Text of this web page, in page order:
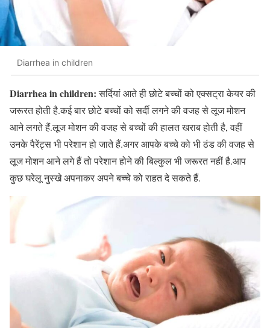
Diarrhea in children
Diarrhea in children:सर्दियां आते ही छोटे बच्चों को एक्सट्रा केयर की
जरूरत होती है.कई बार छोटे बच्चों को सर्दी लगने की वजह से लूज मोशन
आने लगते हैं.लूज मोशन की वजह से बच्चों की हालत खराब होती है, वहीं
उनके पैरेंट्स भी परेशान हो जाते हैं.अगर आपके बच्चे को भी ठंड की वजह से
लूज मोशन आने लगे हैं तो परेशान होने की बिल्कुल भी जरूरत नहीं है.आप
कुछ घरेलू नुस्खे अपनाकर अपने बच्चे को राहत दे सकते हैं.